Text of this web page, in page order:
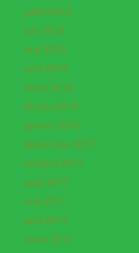
juillet 2018
juin 2018
mai 2018
avril 2018
mars 2018
février 2018
janvier 2018
décembre 2017
octobre 2017
août 2017
mai 2017
avril 2017
mars 2017